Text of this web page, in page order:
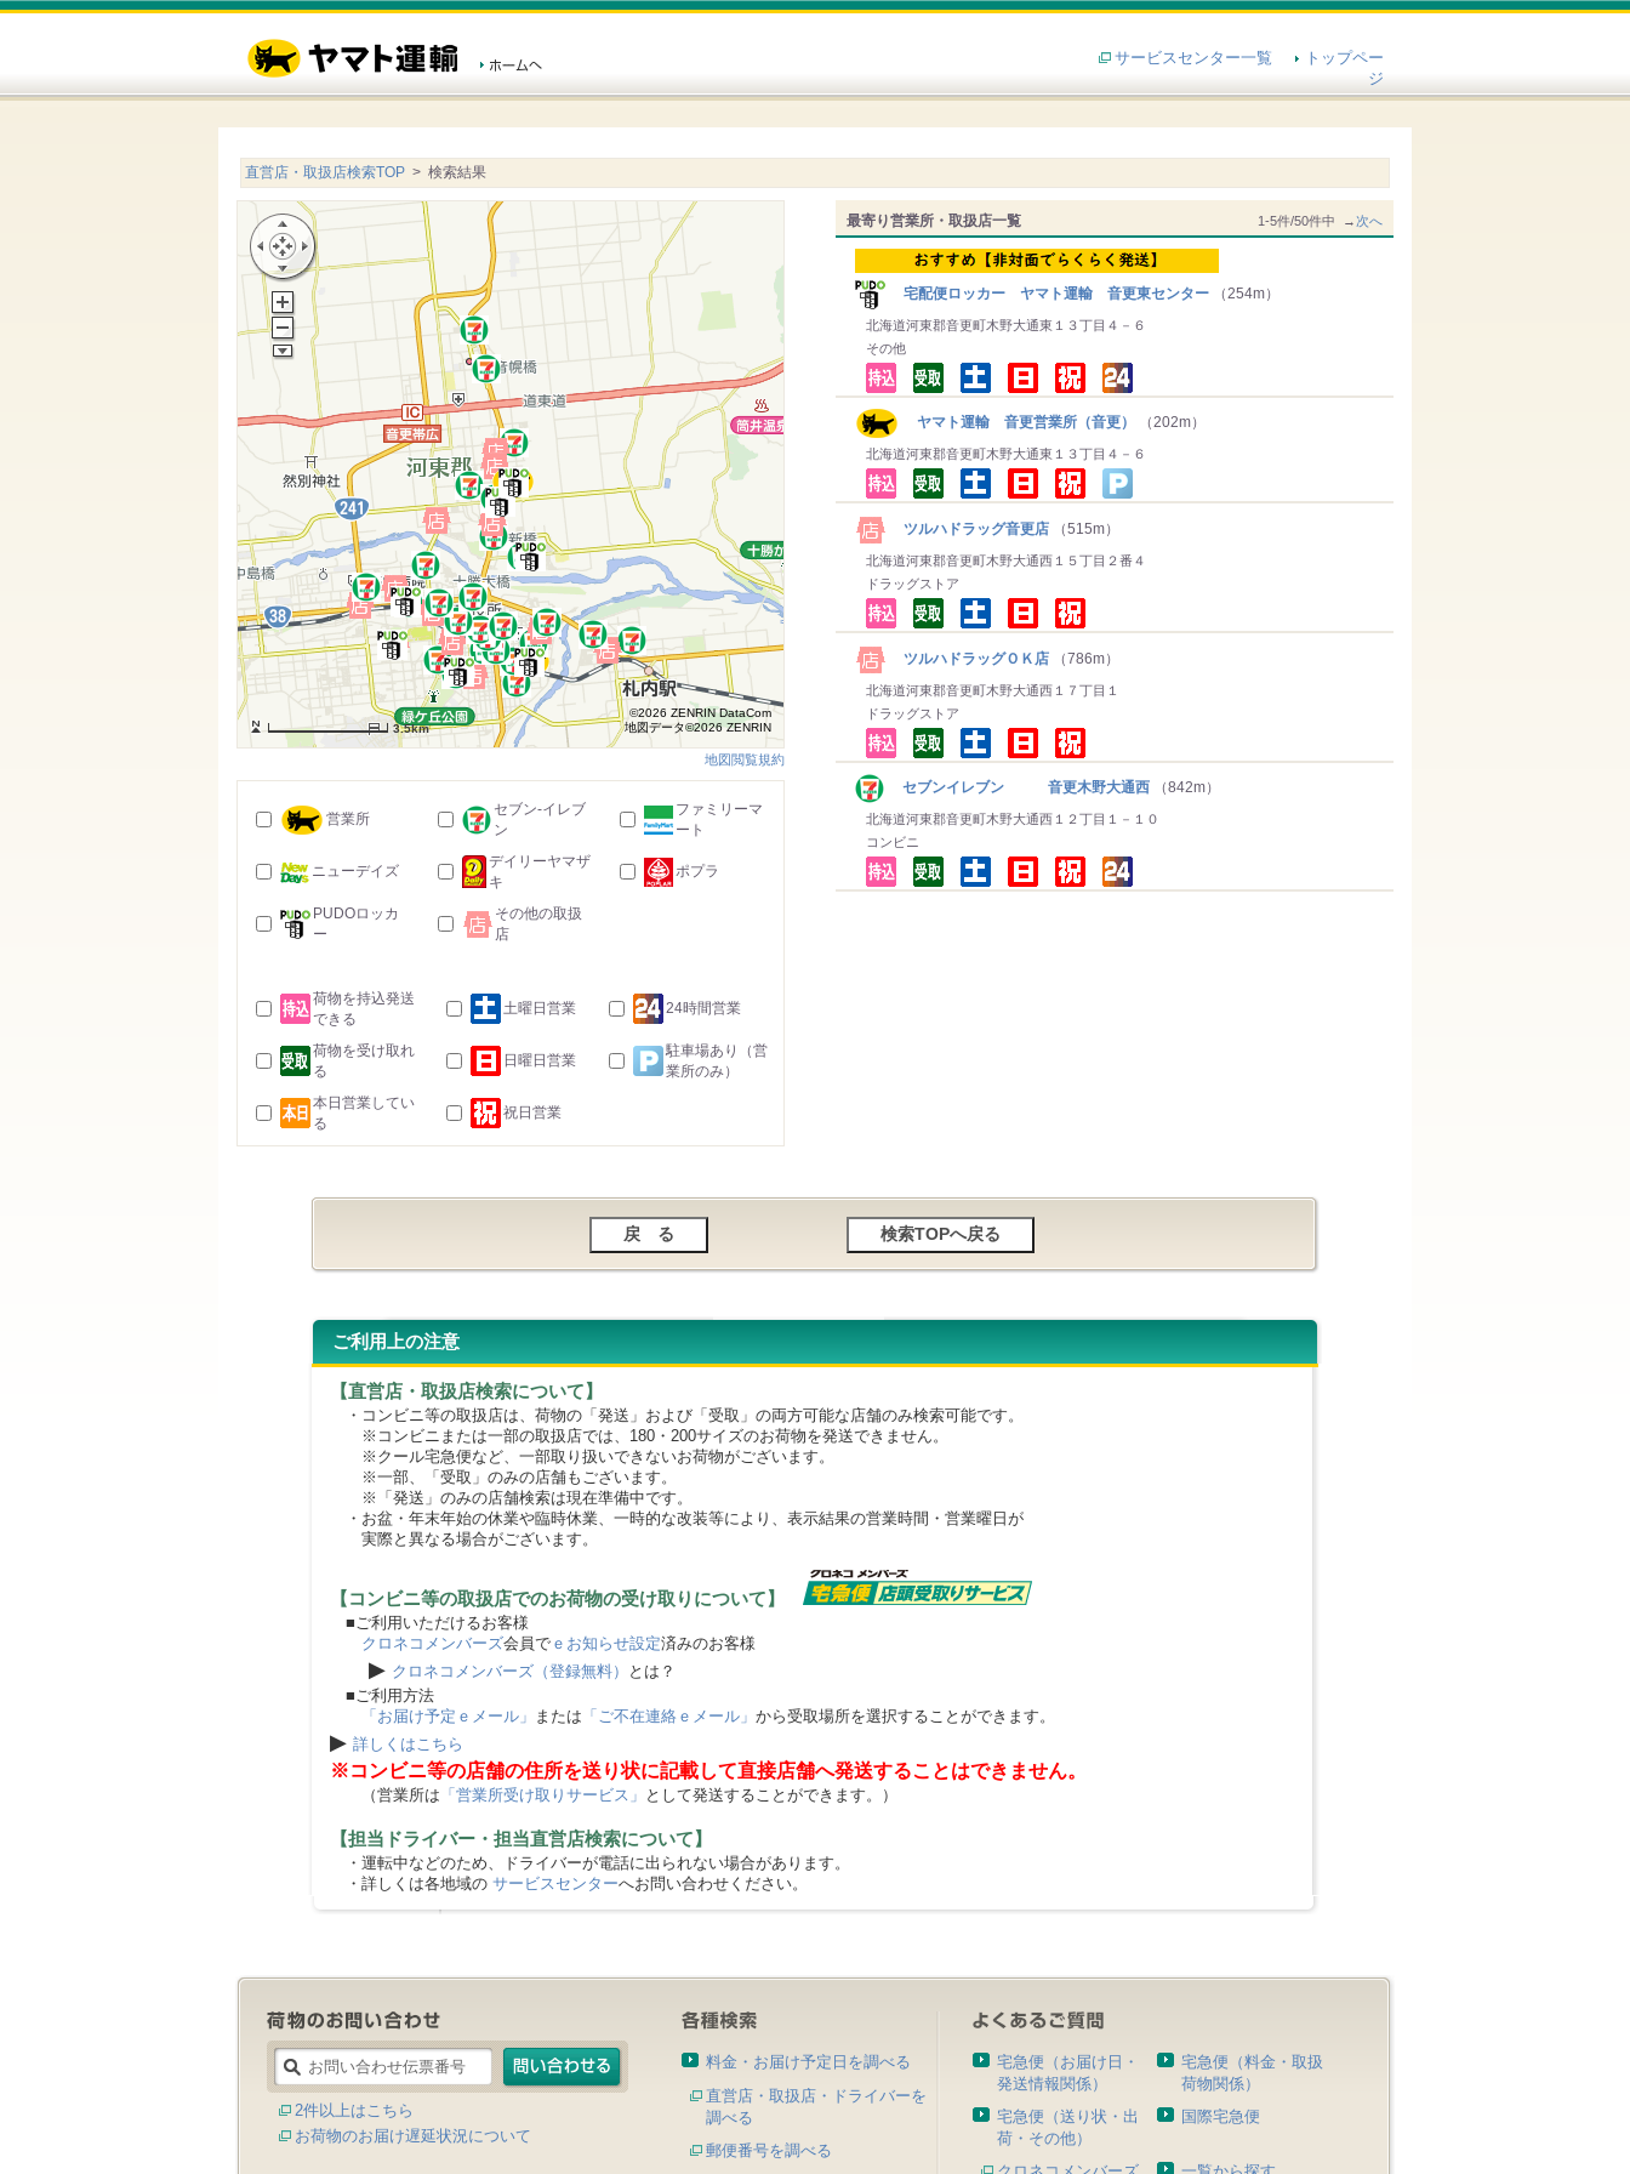
サービスセンター一覧
トップペー
ジ
直営店・取扱店検索TOP > 検索結果
最寄り営業所・取扱店一覧 1-5件/50件中 →次へ
宅配便ロッカー ヤマト運輸 音更東センター （254m）
北海道河東郡音更町木野大通東１３丁目４－６
その他
ヤマト運輸 音更営業所（音更） （202m）
北海道河東郡音更町木野大通東１３丁目４－６
ツルハドラッグ音更店 （515m）
北海道河東郡音更町木野大通西１５丁目２番４
ドラッグストア
ツルハドラッグＯＫ店 （786m）
北海道河東郡音更町木野大通西１７丁目１
ドラッグストア
セブンイレブン 音更木野大通西 （842m）
北海道河東郡音更町木野大通西１２丁目１－１０
コンビニ
3.5km
©2026 ZENRIN DataCom
地図データ©2026 ZENRIN
地図閲覧規約
営業所
セブン-イレブ
ン
ファミリーマ
ート
ニューデイズ
デイリーヤマザ
キ
ポプラ
PUDOロッカ
ー
その他の取扱
店
荷物を持込発送
できる
土曜日営業 24時間営業
荷物を受け取れ
る
日曜日営業
駐車場あり（営
業所のみ）
本日営業してい
る
祝日営業
ご利用上の注意
【直営店・取扱店検索について】
・コンビニ等の取扱店は、荷物の「発送」および「受取」の両方可能な店舗のみ検索可能です。
※コンビニまたは一部の取扱店では、180・200サイズのお荷物を発送できません。
※クール宅急便など、一部取り扱いできないお荷物がございます。
※一部、「受取」のみの店舗もございます。
※「発送」のみの店舗検索は現在準備中です。
・お盆・年末年始の休業や臨時休業、一時的な改装等により、表示結果の営業時間・営業曜日が
実際と異なる場合がございます。
【コンビニ等の取扱店でのお荷物の受け取りについて】
■ご利用いただけるお客様
クロネコメンバーズ会員で ｅお知らせ設定済みのお客様
▶ クロネコメンバーズ（登録無料）
とは？
■ご利用方法
「お届け予定ｅメール」 または 「ご不在連絡ｅメール」 から受取場所を選択することができます。
▶ 詳しくはこちら
※コンビニ等の店舗の住所を送り状に記載して直接店舗へ発送することはできません。
（営業所は 「営業所受け取りサービス」 として発送することができます。）
【担当ドライバー・担当直営店検索について】
・運転中などのため、ドライバーが電話に出られない場合があります。
・詳しくは各地域の サービスセンターへお問い合わせください。
2件以上はこちら
お荷物のお届け遅延状況について
料金・お届け予定日を調べる
直営店・取扱店・ドライバーを
調べる
郵便番号を調べる
宅急便（お届け日・
発送情報関係）
宅急便（料金・取扱
荷物関係）
宅急便（送り状・出
荷・その他）
国際宅急便